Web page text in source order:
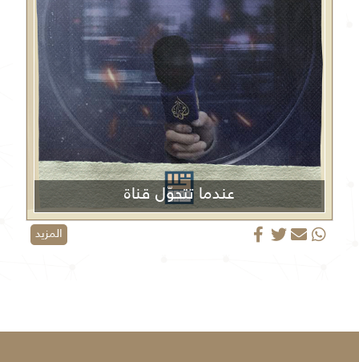
عندما تتحوّل قناة
الجزيرة من منبر إعلامي إلى منصة دعائية
المزيد